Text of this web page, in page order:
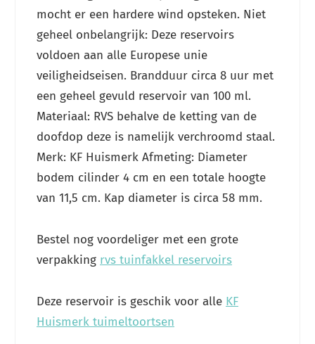
mocht er een hardere wind opsteken. Niet
geheel onbelangrijk: Deze reservoirs
voldoen aan alle Europese unie
veiligheidseisen. Brandduur circa 8 uur met
een geheel gevuld reservoir van 100 ml.
Materiaal: RVS behalve de ketting van de
doofdop deze is namelijk verchroomd staal.
Merk: KF Huismerk Afmeting: Diameter
bodem cilinder 4 cm en een totale hoogte
van 11,5 cm. Kap diameter is circa 58 mm.
Bestel nog voordeliger met een grote
verpakking rvs tuinfakkel reservoirs
Deze reservoir is geschik voor alle KF
Huismerk tuimeltoortsen